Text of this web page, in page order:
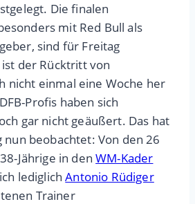
Die finalen
mit Red Bull als
sind für Freitag
der Rücktritt von
nicht einmal eine Woche her
Profis haben sich
gar nicht geäußert. Das hat
nun beobachtet: Von den 26
Jährige in denWM-Kader
lediglichAntonio Rüdiger
Trainer